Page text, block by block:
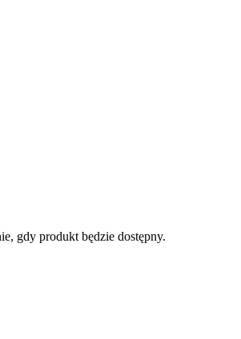
gdy produkt będzie dostępny.